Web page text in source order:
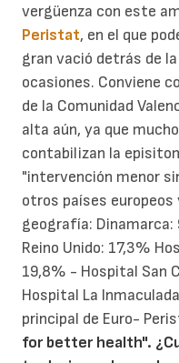
vergüenza con este
Peristat, en el que
gran vació detrás de
ocasiones. Conviene
de la Comunidad
alta aún, ya que
contabilizan la
"intervención menor
otros países
geografía:
Reino Unido: 17,3%
19,8% - Hospital San
Hospital La
principal de Euro-
for better health".